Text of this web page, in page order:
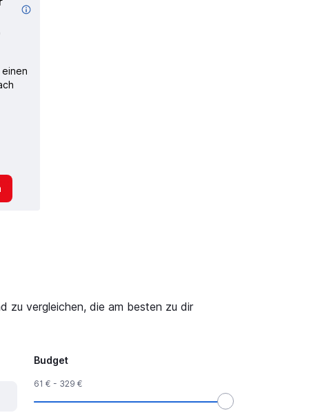
zu vergleichen, die am besten zu dir
Budget
61 € - 329 €